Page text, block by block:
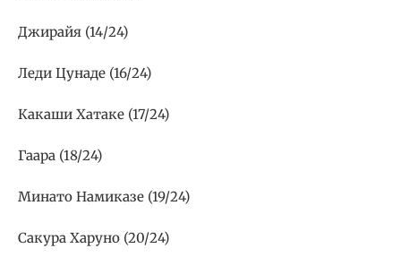
Джирайя (14/24)
Леди Цунаде (16/24)
Какаши Хатаке (17/24)
Гаара (18/24)
Минато Намиказе (19/24)
Сакура Харуно (20/24)